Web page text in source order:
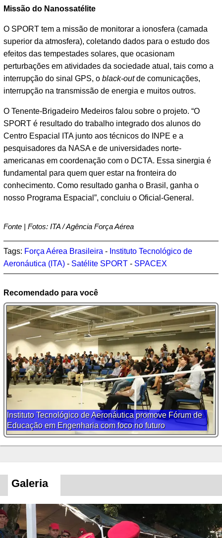
Missão do Nanossatélite
O SPORT tem a missão de monitorar a ionosfera (camada
superior da atmosfera), coletando dados para o estudo dos
efeitos das tempestades solares, que ocasionam
perturbações em atividades da sociedade atual, tais como a
interrupção do sinal GPS, o black-outde comunicações,
interrupção na transmissão de energia e muitos outros.
O Tenente-Brigadeiro Medeiros falou sobre o projeto. “O
SPORT é resultado do trabalho integrado dos alunos do
Centro Espacial ITA junto aos técnicos do INPE e a
pesquisadores da NASA e de universidades norte-
americanas em coordenação com o DCTA. Essa sinergia é
fundamental para quem quer estar na fronteira do
conhecimento. Como resultado ganha o Brasil, ganha o
nosso Programa Espacial”, concluiu o Oficial-General.
Fonte | Fotos: ITA / Agência Força Aérea
Tags: Força Aérea Brasileira - Instituto Tecnológico de
Aeronáutica (ITA) - Satélite SPORT - SPACEX
Recomendado para você
Instituto Tecnológico de Aeronáutica promove Fórum de
Educação em Engenharia com foco no futuro
Galeria